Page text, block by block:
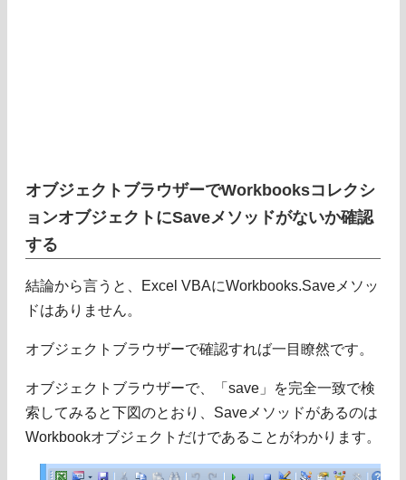
オブジェクトブラウザーでWorkbooksコレクシ
ョンオブジェクトにSaveメソッドがないか確認
する
結論から言うと、Excel VBAにWorkbooks.Saveメソッ
ドはありません。
オブジェクトブラウザーで確認すれば一目瞭然です。
オブジェクトブラウザーで、「save」を完全一致で検
索してみると下図のとおり、Saveメソッドがあるのは
Workbookオブジェクトだけであることがわかります。